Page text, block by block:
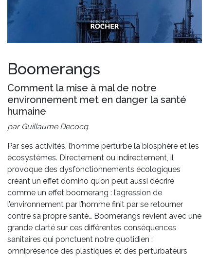
Boomerangs
Comment la mise à mal de notre
environnement met en danger la santé
humaine
par Guillaume Decocq
Par ses activités, l’homme perturbe la biosphère et les
écosystèmes. Directement ou indirectement, il
provoque des dysfonctionnements écologiques
créant un effet domino qu’on peut aussi décrire
comme un effet boomerang : l’agression de
l’environnement par l’homme finit par se retourner
contre sa propre santé… Boomerangs revient avec une
grande clarté sur ces différentes conséquences
sanitaires qui ponctuent notre quotidien :
omniprésence des plastiques et des perturbateurs